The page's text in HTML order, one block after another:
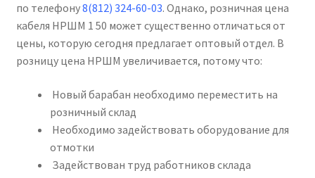
по телефону8(812) 324-60-03. Однако, розничная цена
кабеля НРШМ 1 50 может существенно отличаться от
цены, которую сегодня предлагает оптовый отдел. В
розницу цена НРШМ увеличивается, потому что:
Новый барабан необходимо переместить на
розничный склад
Необходимо задействовать оборудование для
отмотки
Задействован труд работников склада